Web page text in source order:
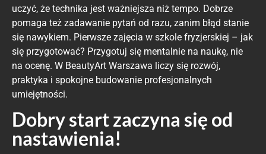
uczyć, że technika jest ważniejsza niż tempo. Dobrze
pomaga też zadawanie pytań od razu, zanim błąd stanie
się nawykiem. Pierwsze zajęcia w szkole fryzjerskiej – jak
się przygotować? Przygotuj się mentalnie na naukę, nie
na ocenę. W BeautyArt Warszawa liczy się rozwój,
praktyka i spokojne budowanie profesjonalnych
umiejętności.
Dobry start zaczyna się od
nastawienia!